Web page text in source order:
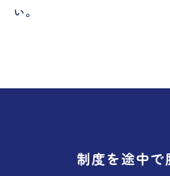
い。
制度を途中で